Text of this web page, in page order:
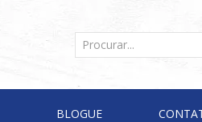
BLOGUE